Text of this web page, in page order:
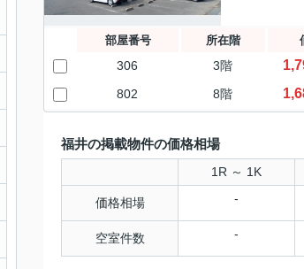
部屋番号 所在階
306 3階
802 8階
福井の掲載物件の価格相場
1R ～ 1K
価格相場 -
空室件数 -